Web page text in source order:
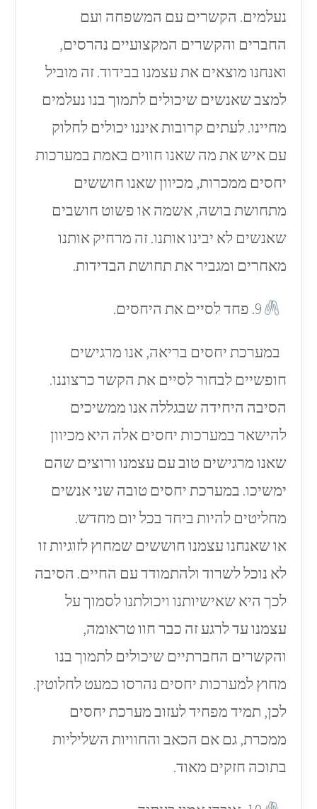
נעלמים. הקשרים עם המשפחה ועם
החברים והקשרים המקצועיים נהרסים,
ואנחנו מוצאים את עצמנו בבידוד. זה מוביל
למצב שאנשים שיכולים לתמוך בנו נעלמים
מחיינו. לעתים קרובות איננו יכולים לחלוק
עם איש את מה שאנו חווים באמת במערכות
יחסים ממכרות, מכיוון שאנו חוששים
מתחושת בושה, אשמה או פשוט חושבים
שאנשים לא יבינו אותנו. זה מרחיק אותנו
מאחרים ומגביר את תחושת הבדידות.
9. פחד לסיים את היחסים.
במערכת יחסים בריאה, אנו מרגישים
חופשיים לבחור לסיים את הקשר כרצוננו.
הסיבה היחידה שבגללה אנו ממשיכים
להישאר במערכות יחסים אלה היא מכיוון
שאנו מרגישים טוב עם עצמנו ורוצים שהם
ימשיכו. במערכת יחסים טובה שני אנשים
מחליטים להיות ביחד בכל יום מחדש.
או שאנחנו עצמנו חוששים שמחוץ לזוגיות זו
לא נוכל לשרוד ולהתמודד עם החיים. הסיבה
לכך היא שאישיותנו ויכולתנו לסמוך על
עצמנו עד לרגע זה כבר חוו טראומה,
והקשרים החברתיים שיכולים לתמוך בנו
מחוץ למערכות יחסים נהרסו כמעט לחלוטין.
לכן, תמיד מפחיד לעזוב מערכת יחסים
ממכרת, גם אם הכאב והחוויות השליליות
בתוכה חזקים מאוד.